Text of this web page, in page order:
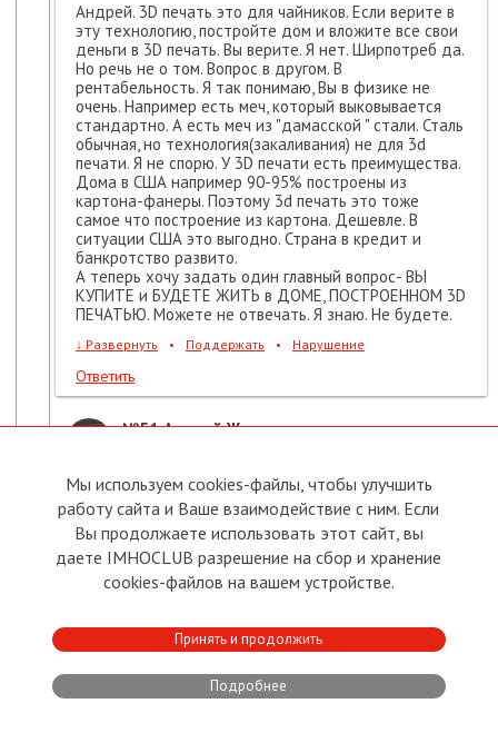
Андрей. 3D печать это для чайников. Если верите в
эту технологию, постройте дом и вложите все свои
деньги в 3D печать. Вы верите. Я нет. Ширпотреб да.
Но речь не о том. Вопрос в другом. В
рентабельность. Я так понимаю, Вы в физике не
очень. Например есть меч, который выковывается
стандартно. А есть меч из "дамасской " стали. Сталь
обычная, но технология(закаливания) не для 3d
печати. Я не спорю. У 3D печати есть преимущества.
Дома в США например 90-95% построены из
картона-фанеры. Поэтому 3d печать это тоже
самое что построение из картона. Дешевле. В
ситуации США это выгодно. Страна в кредит и
банкротство развито.
А теперь хочу задать один главный вопрос- ВЫ
КУПИТЕ и БУДЕТЕ ЖИТЬ в ДОМЕ, ПОСТРОЕННОМ 3D
ПЕЧАТЬЮ. Можете не отвечать. Я знаю. Не будете.
↓ Развернуть • Поддержать • Нарушение
Ответить
№51Андрей Жингель
↓Развернуть
→
Андрей Жингель
18.03.2021 10:00
Вот главная ошибка обывателей. Обывателям
лазерная печать. Но 3d печать это простое
Мы используем cookies-файлы, чтобы улучшить
работу сайта и Ваше взаимодействие с ним. Если
Вы продолжаете использовать этот сайт, вы
даете IMHOCLUB разрешение на сбор и хранение
cookies-файлов на вашем устройстве.
Принять и продолжить
Подробнее